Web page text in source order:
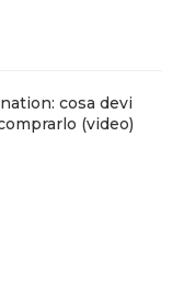
cosa devi
(video)